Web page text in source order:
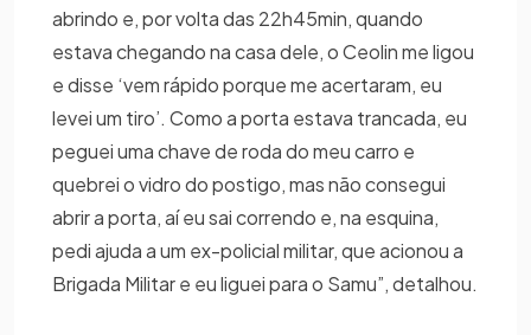
abrindo e, por volta das 22h45min, quando
estava chegando na casa dele, o Ceolin me ligou
e disse ‘vem rápido porque me acertaram, eu
levei um tiro’. Como a porta estava trancada, eu
peguei uma chave de roda do meu carro e
quebrei o vidro do postigo, mas não consegui
abrir a porta, aí eu sai correndo e, na esquina,
pedi ajuda a um ex-policial militar, que acionou a
Brigada Militar e eu liguei para o Samu”, detalhou.